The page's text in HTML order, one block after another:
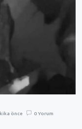
önce 0 Yorum